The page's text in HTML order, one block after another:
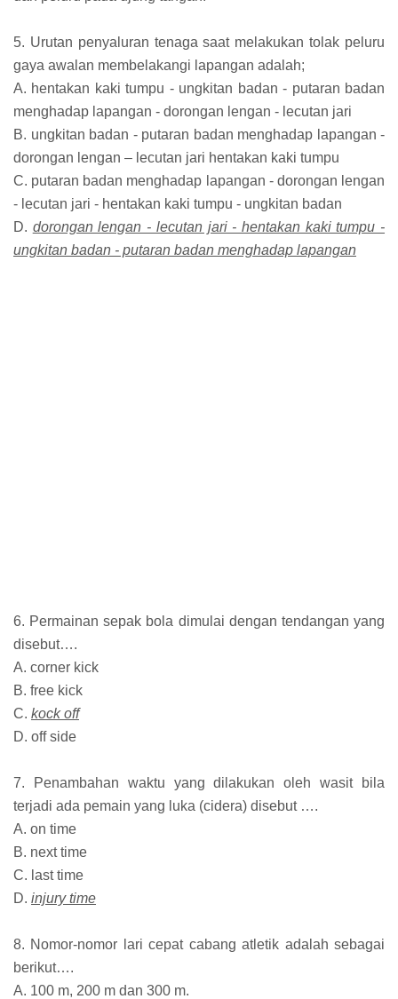
5. Urutan penyaluran tenaga saat melakukan tolak peluru
gaya awalan membelakangi lapangan adalah;
A. hentakan kaki tumpu - ungkitan badan - putaran badan
menghadap lapangan - dorongan lengan - lecutan jari
B. ungkitan badan - putaran badan menghadap lapangan -
dorongan lengan – lecutan jari hentakan kaki tumpu
C. putaran badan menghadap lapangan - dorongan lengan
- lecutan jari - hentakan kaki tumpu - ungkitan badan
D. dorongan lengan - lecutan jari - hentakan kaki tumpu -
ungkitan badan - putaran badan menghadap lapangan
6. Permainan sepak bola dimulai dengan tendangan yang
disebut….
A. corner kick
B. free kick
C. kock off
D. off side
7. Penambahan waktu yang dilakukan oleh wasit bila
terjadi ada pemain yang luka (cidera) disebut ….
A. on time
B. next time
C. last time
D. injury time
8. Nomor-nomor lari cepat cabang atletik adalah sebagai
berikut….
A. 100 m, 200 m dan 300 m.